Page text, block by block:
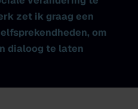
zet ik graag een
om
dialoog te laten